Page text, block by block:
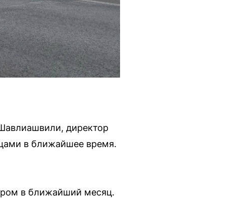
директор
в ближайшее время.
в ближайший месяц.